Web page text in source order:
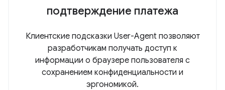
подтверждение платежа
Клиентские подсказки User-Agent позволяют
разработчикам получать доступ к
информации о браузере пользователя с
сохранением конфиденциальности и
эргономикой.